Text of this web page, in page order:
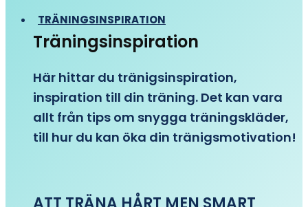
TRÄNINGSINSPIRATION
Träningsinspiration
Här hittar du tränigsinspiration,
inspiration till din träning. Det kan vara
allt från tips om snygga träningskläder,
till hur du kan öka din tränigsmotivation!